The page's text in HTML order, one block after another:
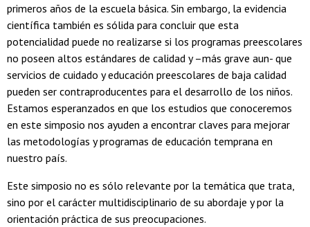
primeros años de la escuela básica. Sin embargo, la evidencia
científica también es sólida para concluir que esta
potencialidad puede no realizarse si los programas preescolares
no poseen altos estándares de calidad y –más grave aun- que
servicios de cuidado y educación preescolares de baja calidad
pueden ser contraproducentes para el desarrollo de los niños.
Estamos esperanzados en que los estudios que conoceremos
en este simposio nos ayuden a encontrar claves para mejorar
las metodologías y programas de educación temprana en
nuestro país.
Este simposio no es sólo relevante por la temática que trata,
sino por el carácter multidisciplinario de su abordaje y por la
orientación práctica de sus preocupaciones.